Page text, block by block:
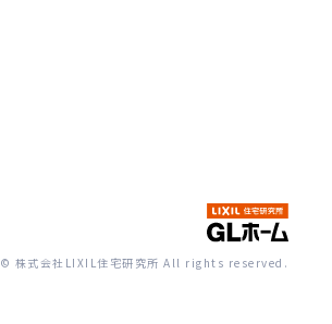
© 株式会社LIXIL住宅研究所 All rights reserved.